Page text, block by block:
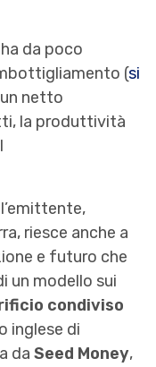
ha da poco
(si
netto
la produttività
riesce anche a
e futuro che
un modello sui
condiviso
inglese di
da Seed Money,